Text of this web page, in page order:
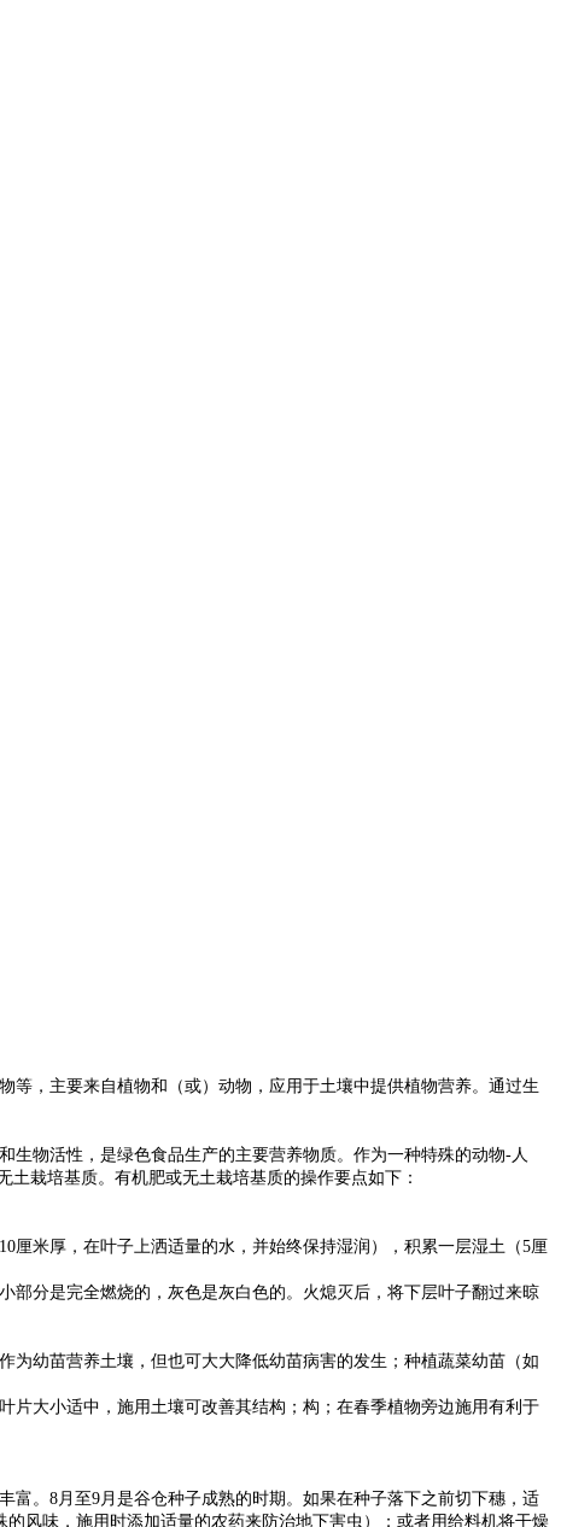
，主要来自植物和（或）动物，应用于土壤中提供植物营养。通过生
物活性，是绿色食品生产的主要营养物质。作为一种特殊的动物-人
栽培基质。有机肥或无土栽培基质的操作要点如下：
米厚，在叶子上洒适量的水，并始终保持湿润），积累一层湿土（5厘
分是完全燃烧的，灰色是灰白色的。火熄灭后，将下层叶子翻过来晾
幼苗营养土壤，但也可大大降低幼苗病害的发生；种植蔬菜幼苗（如
大小适中，施用土壤可改善其结构；构；在春季植物旁边施用有利于
。8月至9月是谷仓种子成熟的时期。如果在种子落下之前切下穗，适
风味，施用时添加适量的农药来防治地下害虫）；或者用给料机将干燥